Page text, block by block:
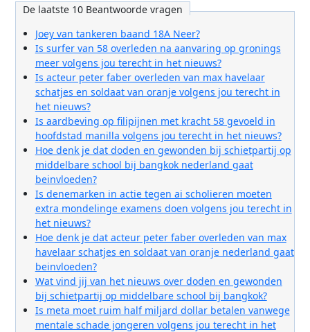
De laatste 10 Beantwoorde vragen
Joey van tankeren baand 18A Neer?
Is surfer van 58 overleden na aanvaring op gronings
meer volgens jou terecht in het nieuws?
Is acteur peter faber overleden van max havelaar
schatjes en soldaat van oranje volgens jou terecht in
het nieuws?
Is aardbeving op filipijnen met kracht 58 gevoeld in
hoofdstad manilla volgens jou terecht in het nieuws?
Hoe denk je dat doden en gewonden bij schietpartij op
middelbare school bij bangkok nederland gaat
beinvloeden?
Is denemarken in actie tegen ai scholieren moeten
extra mondelinge examens doen volgens jou terecht in
het nieuws?
Hoe denk je dat acteur peter faber overleden van max
havelaar schatjes en soldaat van oranje nederland gaat
beinvloeden?
Wat vind jij van het nieuws over doden en gewonden
bij schietpartij op middelbare school bij bangkok?
Is meta moet ruim half miljard dollar betalen vanwege
mentale schade jongeren volgens jou terecht in het